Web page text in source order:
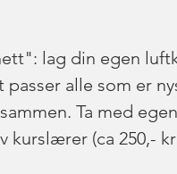
lag din egen
alle som er
Ta med
kurslærer (ca 250,-